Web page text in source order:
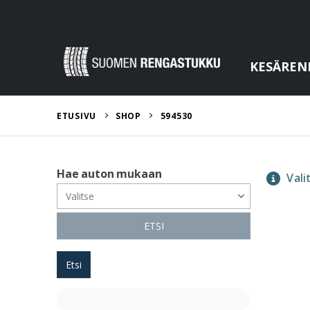
ETUSIVU SHOP 594530
Hae auton mukaan
ETSI
Etsi